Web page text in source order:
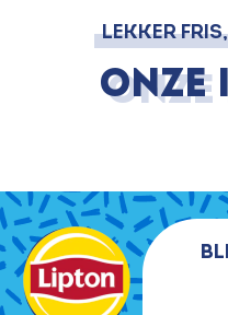
LEKKER
Onze